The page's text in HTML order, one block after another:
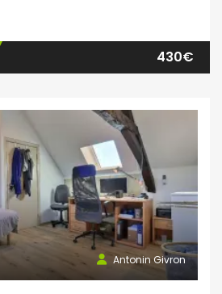
430€
Antonin Givron